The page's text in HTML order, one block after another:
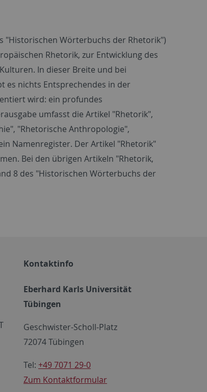
"Historischen Wörterbuchs der Rhetorik")
Rhetorik, zur Entwicklung des
In dieser Breite und bei
es nichts Entsprechendes in der
wird: ein profundes
umfasst die Artikel "Rhetorik",
"Rhetorische Anthropologie",
Namenregister. Der Artikel "Rhetorik"
Bei den übrigen Artikeln "Rhetorik,
8 des "Historischen Wörterbuchs der
Kontaktinfo
Eberhard Karls Universität
Tübingen
Geschwister-Scholl-Platz
72074 Tübingen
Tel: +49 7071 29-0
Zum Kontaktformular